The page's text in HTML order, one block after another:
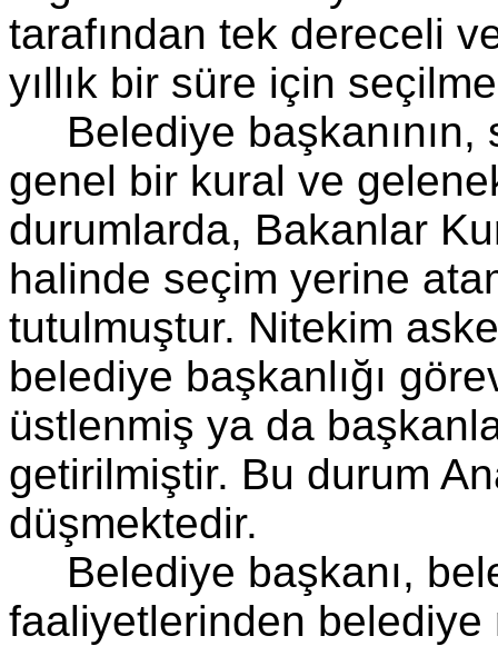
tarafından tek dereceli
yıllık bir süre için
Belediye
genel bir kural ve
durumlarda, Bakanlar
halinde seçim yerine
tutulmuştur. Nitekim
belediye başkanlığı
üstlenmiş ya da
getirilmiştir. Bu durum
düşmektedir.
Belediye başkanı,
faaliyetlerinden belediye